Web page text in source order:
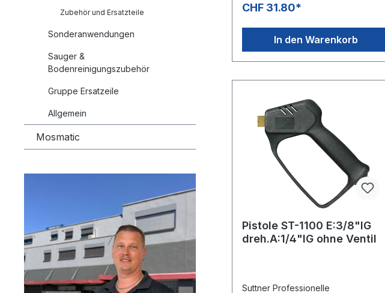
Zubehör und Ersatzteile
Sonderanwendungen
Sauger &
Bodenreinigungszubehör
Gruppe Ersatzeile
Allgemein
Mosmatic
CHF 31.80*
In den Warenkorb
Pistole ST-1100 E:3/8"IG
dreh.A:1/4"IG ohne Ventil
Suttner Professionelle